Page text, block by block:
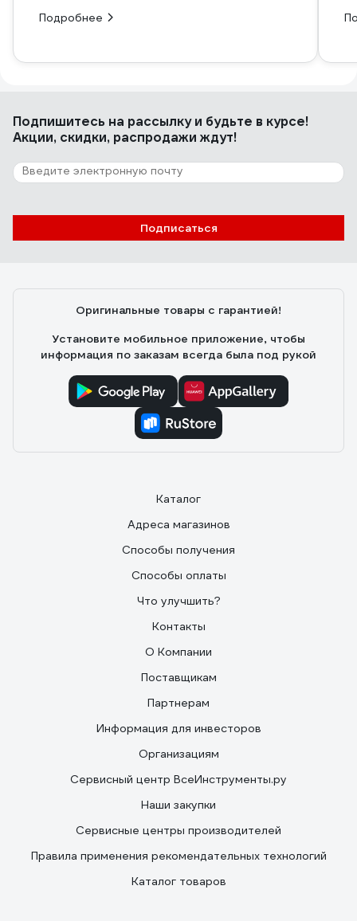
Подробнее
Подпишитесь на рассылкуи будьте в курсе!
Акции, скидки, распродажи ждут!
Подписаться
Оригинальные товары с гарантией!
Установите мобильное приложение, чтобы
информация по заказам всегда была под рукой
Каталог
Адреса магазинов
Способы получения
Способы оплаты
Что улучшить?
Контакты
О Компании
Поставщикам
Партнерам
Информация для инвесторов
Организациям
Сервисный центр ВсеИнструменты.ру
Наши закупки
Сервисные центры производителей
Правила применения рекомендательных технологий
Каталог товаров